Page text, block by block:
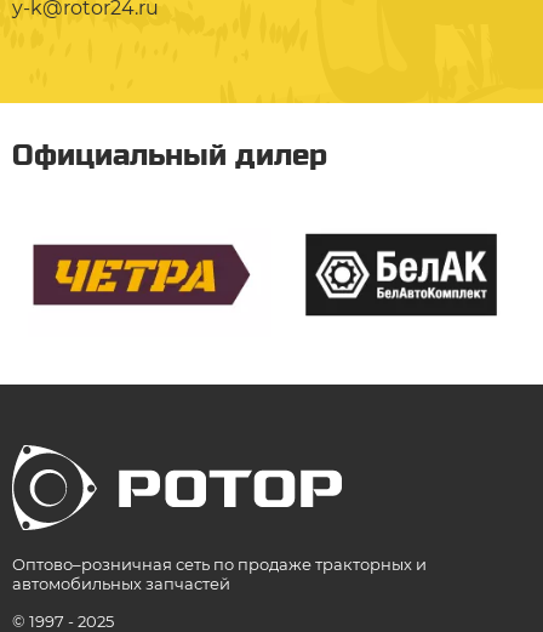
y-k@rotor24.ru
Официальный дилер
Оптово–розничная сеть по продаже тракторных и
автомобильных запчастей
© 1997 - 2025